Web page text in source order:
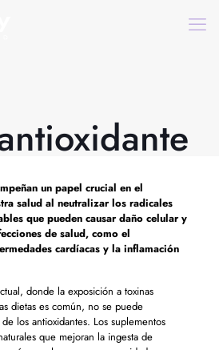
un papel crucial en el
salud al neutralizar los radicales
que pueden causar daño celular y
de salud, como el
cardíacas y la inflamación
donde la exposición a toxinas
dietas es común, no se puede
los antioxidantes. Los suplementos
que mejoran la ingesta de